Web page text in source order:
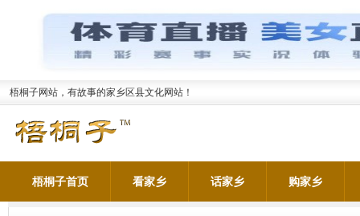
梧桐子网站，有故事的家乡区县文化网站！
梧桐子首页 看家乡 话家乡 购家乡